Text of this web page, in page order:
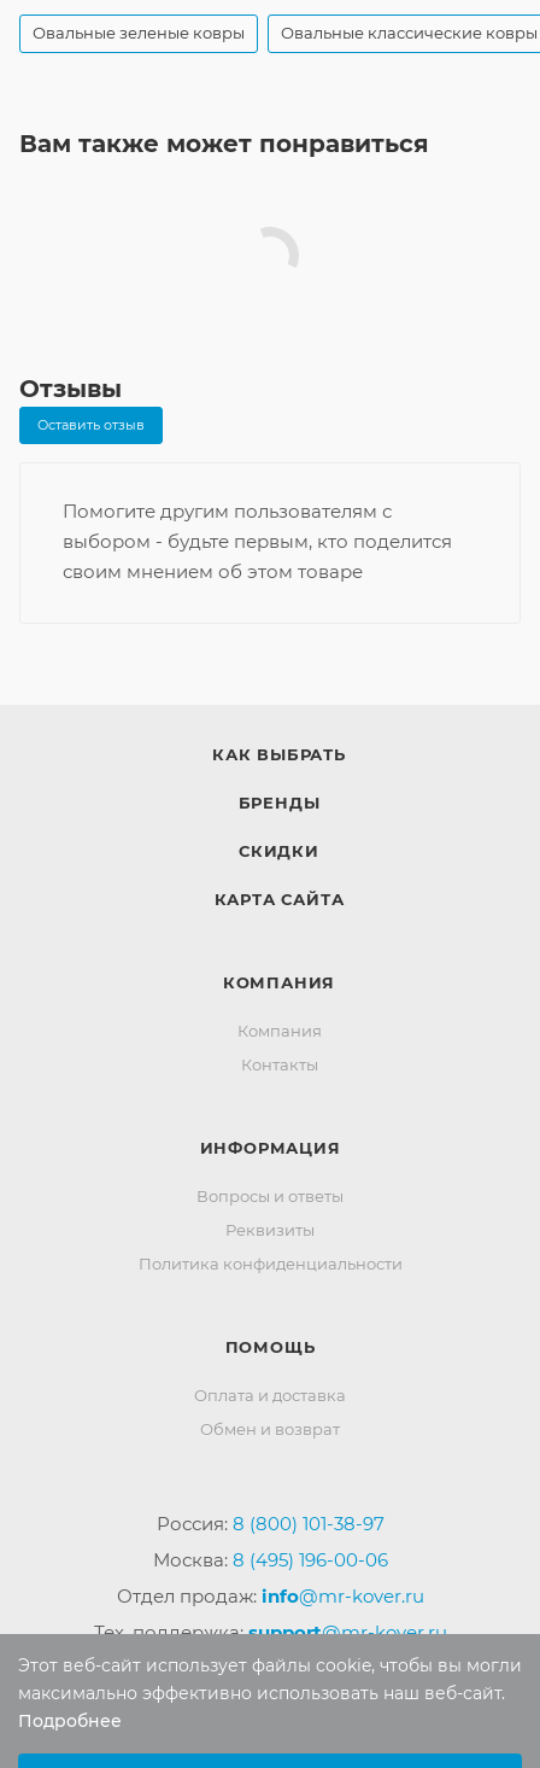
Овальные зеленые ковры Овальные классические ковры
Вам также может понравиться
Отзывы
Оставить отзыв
Помогите другим пользователям с
выбором - будьте первым, кто поделится
своим мнением об этом товаре
КАК ВЫБРАТЬ
БРЕНДЫ
СКИДКИ
КАРТА САЙТА
КОМПАНИЯ
Компания
Контакты
ИНФОРМАЦИЯ
Вопросы и ответы
Реквизиты
Политика конфиденциальности
ПОМОЩЬ
Оплата и доставка
Обмен и возврат
Россия: 8 (800) 101-38-97
Москва: 8 (495) 196-00-06
Отдел продаж: info@mr-kover.ru
Тех. поддержка:support@mr-kover.ru
Этот веб-сайт использует файлы cookie, чтобы вы могли
максимально эффективно использовать наш веб-сайт.
Подробнее